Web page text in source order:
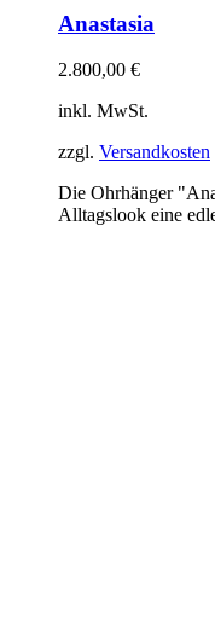
Anastasia
2.800,00 €
inkl. MwSt.
zzgl. Versandkosten
Die Ohrhänger
Alltagslook eine